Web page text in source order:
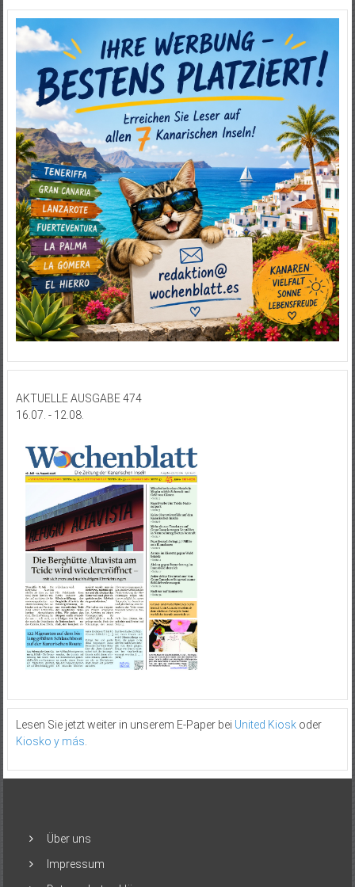
AKTUELLE AUSGABE 474
16.07. - 12.08.
Lesen Sie jetzt weiter in unserem E-Paper bei United Kioskoder
Kiosko y más
Über uns
Impressum